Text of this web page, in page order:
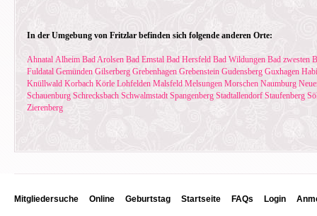
In der Umgebung von Fritzlar befinden sich folgende anderen Orte:
Ahnatal Alheim Bad Arolsen Bad Emstal Bad Hersfeld Bad Wildungen Bad zwesten
Fuldatal Gemünden Gilserberg Grebenhagen Grebenstein Gudensberg Guxhagen
Knüllwald Korbach Körle Lohfelden Malsfeld Melsungen Morschen Naumburg
Schauenburg Schrecksbach Schwalmstadt Spangenberg Stadtallendorf Staufenberg
Zierenberg
Mitgliedersuche Online Geburtstag Startseite FAQs Login